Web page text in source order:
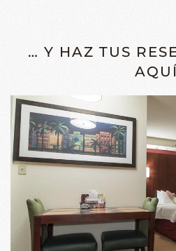
… Y HAZ TUS
AQUÍ